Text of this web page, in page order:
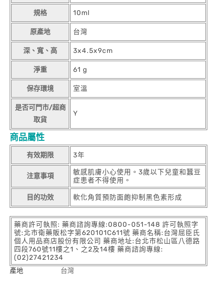
規格 10ml
原產地 台灣
深、寬、高 3x4.5x9cm
淨重 61 g
保存環境 室溫
是否可門市/超商
取貨
Y
商品屬性
有效期限 3年
注意事項
敏感肌膚小心使用。3歲以下兒童和蠶豆
症患者不得使用。
目的功效 軟化角質預防面皰抑制黑色素形成
藥商許可執照: 藥商諮詢專線:0800-051-148 許可執照字
號:北市衛藥販松字第620101C611號 藥商名稱:台灣屈臣氏
個人用品商店股份有限公司 藥商地址:台北市松山區八德路
四段760號11樓之1、之2及14樓 藥商諮詢專線:
(02)27421234
產地
台灣